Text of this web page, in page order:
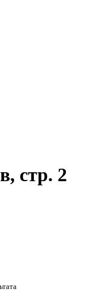
стр. 2